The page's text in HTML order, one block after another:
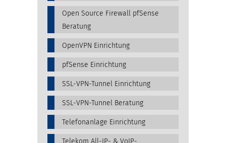
Open Source Firewall pfSense
Beratung
OpenVPN Einrichtung
pfSense Einrichtung
SSL-VPN-Tunnel Einrichtung
SSL-VPN-Tunnel Beratung
Telefonanlage Einrichtung
Telekom All-IP- & VoIP-